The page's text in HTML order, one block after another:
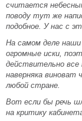
считается
поводу тут же
подобное. У нас с
На самом деле
огромные иски,
действительно
наверняка
любой стране.
Вот если бы речь
на критику